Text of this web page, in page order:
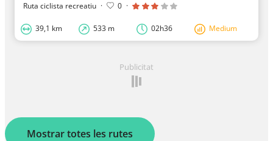
Ruta ciclista recreatiu · 0 ·
39,1 km 533 m 02h36 Medium
Publicitat
Mostrar totes les rutes